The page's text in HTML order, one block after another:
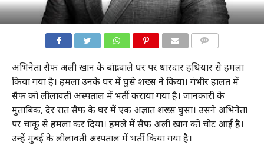
अभिनेता सैफ अली खान के बांद्रा वाले घर पर धारदार हथियार से हमला
किया गया है। हमला उनके घर में घुसे शख्स ने किया। गंभीर हालत में
सैफ को लीलावती अस्पताल में भर्ती कराया गया है। जानकारी के
मुताबिक, देर रात सैफ के घर में एक अज्ञात शख्स घुसा। उसने अभिनेता
पर चाकू से हमला कर दिया। हमले में सैफ अली खान को चोट आई है।
उन्हें मुंबई के लीलावती अस्पताल में भर्ती किया गया है।